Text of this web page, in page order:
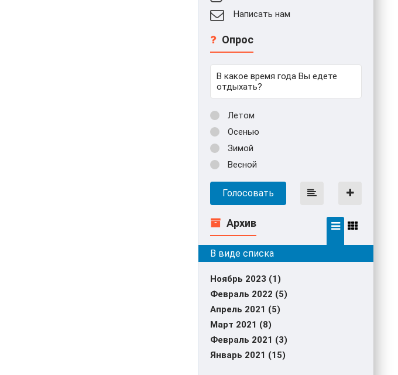
Написать нам
Опрос
В какое время года Вы едете
отдыхать?
Летом
Осенью
Зимой
Весной
Голосовать
Архив
Ноябрь 2023 (1)
Февраль 2022 (5)
Апрель 2021 (5)
Март 2021 (8)
Февраль 2021 (3)
Январь 2021 (15)